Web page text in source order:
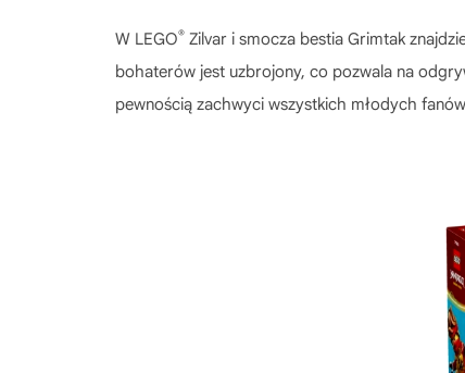
W LEGO® Zilvar i smocza bestia Grimtak
bohaterów jest uzbrojony, co pozwala na
pewnością zachwyci wszystkich młodych